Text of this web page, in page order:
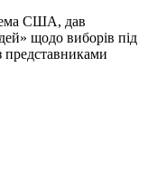
США, дав
щодо виборів під
представниками